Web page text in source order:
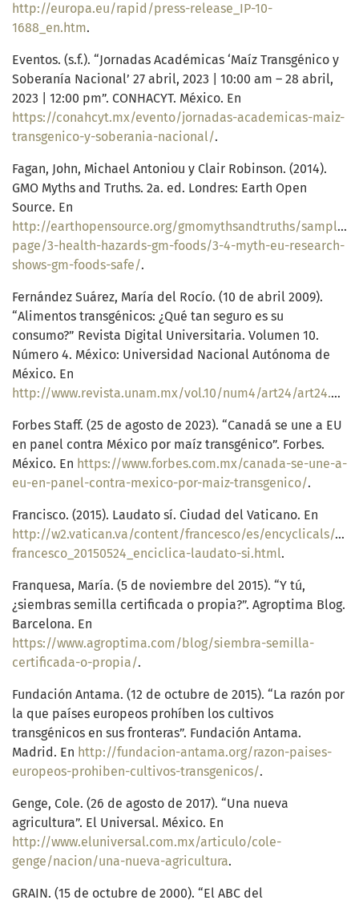
http://europa.eu/rapid/press-release_IP-10-
1688_en.htm.
Eventos. (s.f.). “Jornadas Académicas ‘Maíz Transgénico y
Soberanía Nacional’ 27 abril, 2023 | 10:00 am – 28 abril,
2023 | 12:00 pm”. CONHACYT. México. En
https://conahcyt.mx/evento/jornadas-academicas-maiz-
transgenico-y-soberania-nacional/.
Fagan, John, Michael Antoniou y Clair Robinson. (2014).
GMO Myths and Truths. 2a. ed. Londres: Earth Open
Source. En
http://earthopensource.org/gmomythsandtruths/sample-
page/3-health-hazards-gm-foods/3-4-myth-eu-research-
shows-gm-foods-safe/.
Fernández Suárez, María del Rocío. (10 de abril 2009).
“Alimentos transgénicos: ¿Qué tan seguro es su
consumo?” Revista Digital Universitaria. Volumen 10.
Número 4. México: Universidad Nacional Autónoma de
México. En
http://www.revista.unam.mx/vol.10/num4/art24/art24.pdf
Forbes Staff. (25 de agosto de 2023). “Canadá se une a EU
en panel contra México por maíz transgénico”. Forbes.
México. En https://www.forbes.com.mx/canada-se-une-a-
eu-en-panel-contra-mexico-por-maiz-transgenico/.
Francisco. (2015). Laudato sí. Ciudad del Vaticano. En
http://w2.vatican.va/content/francesco/es/encyclicals/
francesco_20150524_enciclica-laudato-si.html.
Franquesa, María. (5 de noviembre del 2015). “Y tú,
¿siembras semilla certificada o propia?”. Agroptima Blog.
Barcelona. En
https://www.agroptima.com/blog/siembra-semilla-
certificada-o-propia/.
Fundación Antama. (12 de octubre de 2015). “La razón por
la que países europeos prohíben los cultivos
transgénicos en sus fronteras”. Fundación Antama.
Madrid. En http://fundacion-antama.org/razon-paises-
europeos-prohiben-cultivos-transgenicos/.
Genge, Cole. (26 de agosto de 2017). “Una nueva
agricultura”. El Universal. México. En
http://www.eluniversal.com.mx/articulo/cole-
genge/nacion/una-nueva-agricultura.
GRAIN. (15 de octubre de 2000). “El ABC del